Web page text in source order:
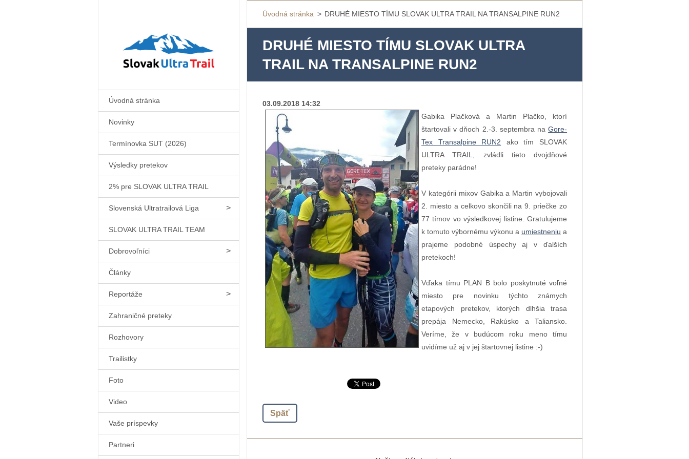
Úvodná stránka
Novinky
Termínovka SUT (2026)
Výsledky pretekov
2% pre SLOVAK ULTRA TRAIL
Slovenská Ultratrailová Liga
SLOVAK ULTRA TRAIL TEAM
Dobrovoľníci
Články
Reportáže
Zahraničné preteky
Rozhovory
Trailistky
Foto
Video
Vaše príspevky
Partneri
Úvodná stránka > DRUHÉ MIESTO TÍMU SLOVAK ULTRA TRAIL NA TRANSALPINE RUN2
DRUHÉ MIESTO TÍMU SLOVAK ULTRA
TRAIL NA TRANSALPINE RUN2
03.09.2018 14:32
Gabika Plačková a Martin Plačko, ktorí
štartovali v dňoch 2.-3. septembra naGore-
Tex Transalpine RUN2 ako tím SLOVAK
ULTRA TRAIL, zvládli tieto dvojdňové
preteky parádne!
V kategórii mixov Gabika a Martin vybojovali
2. miesto a celkovo skončili na 9. priečke zo
77 tímov vo výsledkovej listine.
Gratulujeme
k tomuto výbornému výkonu a umiestneniu a
prajeme podobné úspechy aj v ďalších
pretekoch!
Vďaka tímu PLAN B bolo poskytnuté voľné
miesto pre novinku týchto známych
etapových pretekov, ktorých dlhšia trasa
prepája Nemecko, Rakúsko a Taliansko.
Veríme, že v budúcom roku meno tímu
uvidíme už aj v jej štartovnej listine :-)
Späť